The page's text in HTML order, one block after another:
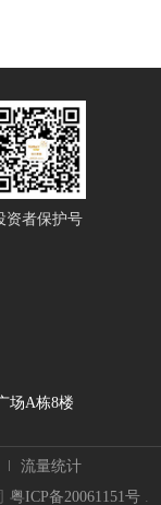
资者保护号
场A栋8楼
流量统计
粤ICP备20061151号 .